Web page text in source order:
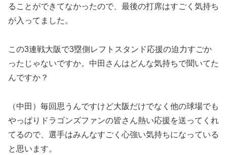
ることができてなかったので、最後の打席はすごく気持ち
が入ってました。
この3連戦大阪で3塁側レフトスタンド応援の迫力すごか
ったじゃないですか。中田さんはどんな気持ちで聞いてた
んですか？
（中田）毎回思うんですけど大阪だけでなく他の球場でも
やっぱりドラゴンズファンの皆さん熱い応援を送ってくれ
てるので、選手はみんなすごく心強い気持ちになっている
と思います。